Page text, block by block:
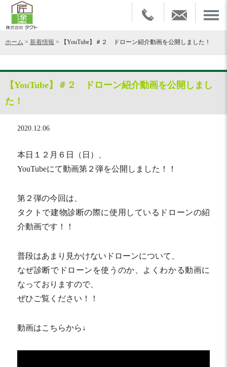
ホーム > 新着情報 > 【YouTube】＃２ ドローン紹介動画を公開しました！
【YouTube】＃２ ドローン紹介動画を公開しまし
た！
2020.12.06
本日１２月６日（日）、
YouTubeにて動画第２弾を公開しました！！
第２弾の今回は、
タクトで建物診断の際に使用しているドローンの紹
介動画です！！
普段はあまり見かけないドローンについて、
なぜ診断でドローンを使うのか、よくわかる動画に
なっておりますので、
ぜひご覧ください！！
動画はこちらから↓